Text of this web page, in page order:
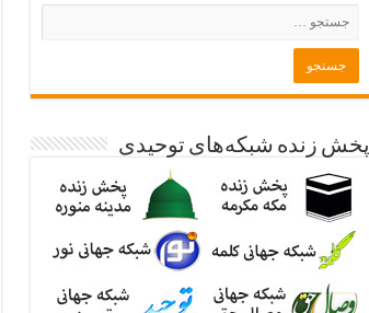
پخش زنده شبکه‌های توحیدی